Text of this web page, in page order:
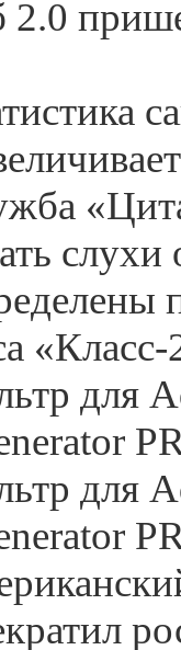
2.0
слухи
для
для